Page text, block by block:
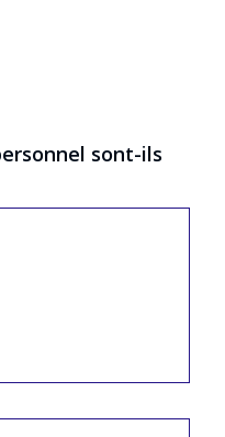
sont-ils